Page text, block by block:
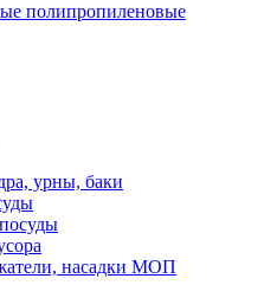
полипропиленовые
урны, баки
насадки МОП